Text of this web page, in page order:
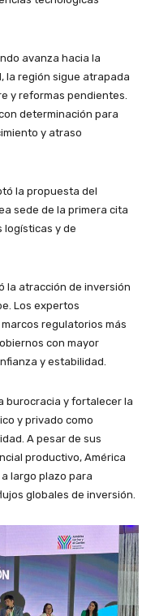
avanza hacia la
la región sigue atrapada
y reformas pendientes.
determinación para
y atraso
la propuesta del
sede de la primera cita
logísticas y de
la atracción de inversión
Los expertos
regulatorios más
con mayor
y estabilidad.
burocracia y fortalecer la
y privado como
A pesar de sus
productivo, América
largo plazo para
globales de inversión.